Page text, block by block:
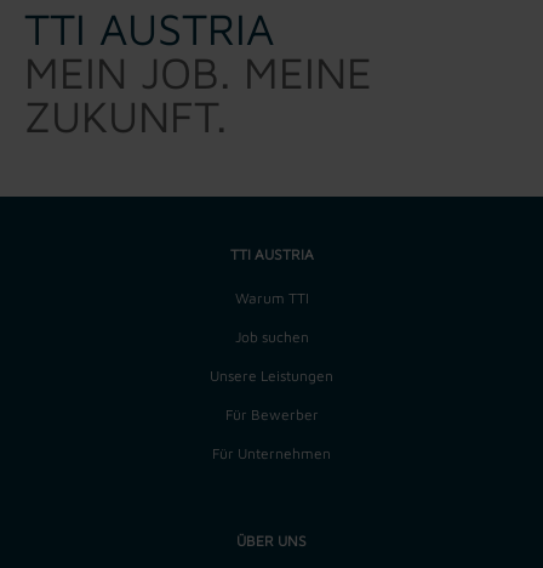
TTI AUSTRIA
MEIN JOB. MEINE
ZUKUNFT.
TTI AUSTRIA
Warum TTI
Job suchen
Unsere Leistungen
Für Bewerber
Für Unternehmen
ÜBER UNS